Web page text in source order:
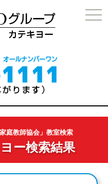
庭教師協会」教室検索
ー検索結果